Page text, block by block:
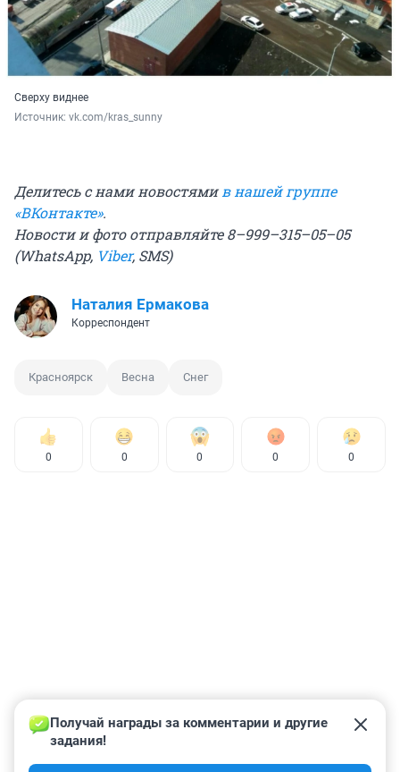
Сверху виднее
Источник: vk.com/kras_sunny
Делитесь с нами новостями в нашей группе
«ВКонтакте».
Новости и фото отправляйте 8–999–315–05–05
(WhatsApp, Viber, SMS)
Наталия Ермакова
Корреспондент
Красноярск Весна Снег
0 0 0 0 0
Получай награды за комментарии и другие
задания!